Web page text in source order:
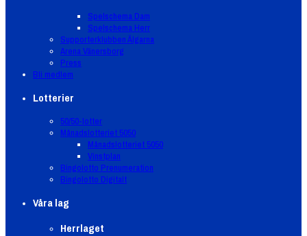
Spelschema Dam
Spelschema Herr
Supporterklubben Älgarna
Arena Vänersborg
Press
Bli medlem
Lotterier
50/50-lotter
Månadslotteriet 5050
Månadslotteriet 5050
Vinstplan
Bingolotto Prenumeration
Bingolotto Digitalt
Våra lag
Herrlaget